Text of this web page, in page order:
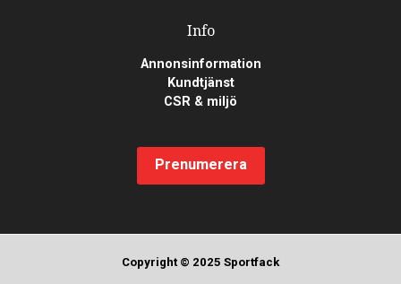
Info
Annonsinformation
Kundtjänst
CSR & miljö
Prenumerera
Copyright © 2025 Sportfack